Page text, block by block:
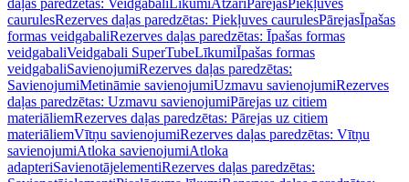
daļas paredzētas: Veidgabali LīkumiAtzari PārejasPiekļuves
caurulesRezerves daļas paredzētas: Piekļuves caurulesPārejasĪpašas
formas veidgabaliRezerves daļas paredzētas: Īpašas formas
veidgabaliVeidgabali SuperTubeLīkumiĪpašas formas
veidgabaliSavienojumiRezerves daļas paredzētas:
SavienojumiMetināmie savienojumiUzmavu savienojumiRezerves
daļas paredzētas: Uzmavu savienojumiPārejas uz citiem
materiāliemRezerves daļas paredzētas: Pārejas uz citiem
materiāliemVītņu savienojumiRezerves daļas paredzētas: Vītņu
savienojumiAtloka savienojumiAtloka
adapteriSavienotājelementiRezerves daļas paredzētas: